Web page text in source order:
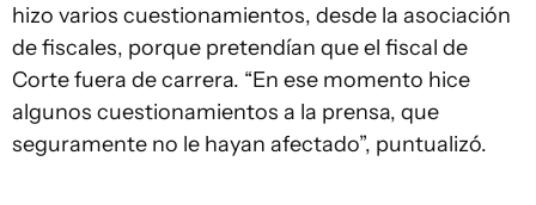
hizo varios cuestionamientos, desde la asociación
de fiscales, porque pretendían que el fiscal de
Corte fuera de carrera. “En ese momento hice
algunos cuestionamientos a la prensa, que
seguramente no le hayan afectado”, puntualizó.